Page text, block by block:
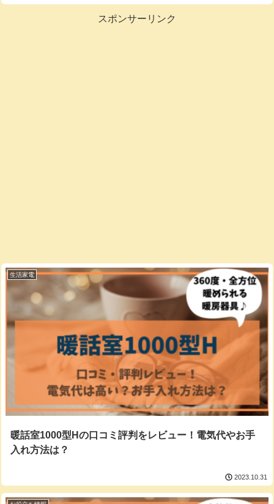
スポンサーリンク
生活家電
暖話室1000型Hの口コミ評判をレビュー！電気代やお手
入れ方法は？
2023.10.31